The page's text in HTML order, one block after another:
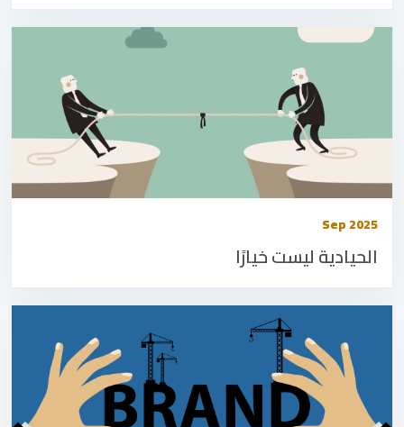
Sep 2025
الحيادية ليست خيارًا